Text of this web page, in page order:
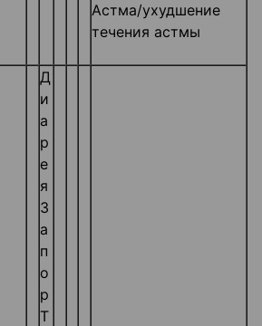
Астма/ухудшение
течения астмы
Д
и
а
р
е
я
З
а
п
о
р
Т